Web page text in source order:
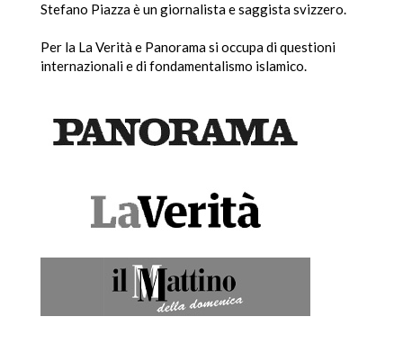
Stefano Piazza è un giornalista e saggista svizzero.
Per la La Verità e Panorama si occupa di questioni
internazionali e di fondamentalismo islamico.